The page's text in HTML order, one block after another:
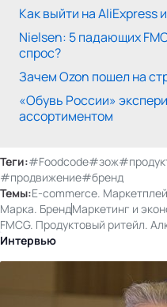
Как выйти на AliExpress
Nielsen: 5 падающих
спрос?
Зачем Ozon пошел на
«Обувь России»
ассортиментом
Теги:#Foodcode#зож
#продвижение#бренд
Темы:E-commerce.
Марка. БрендМаркетинг и
FMCG. Продуктовый ритейл.
Интервью